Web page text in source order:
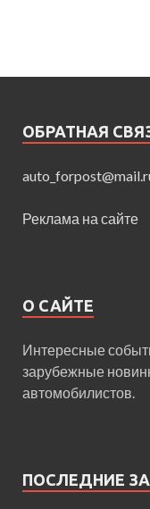
ОБРАТНАЯ
Реклама на сайте
О САЙТЕ
Интересные
зарубежные
автомобилистов.
ПОСЛЕДНИЕ